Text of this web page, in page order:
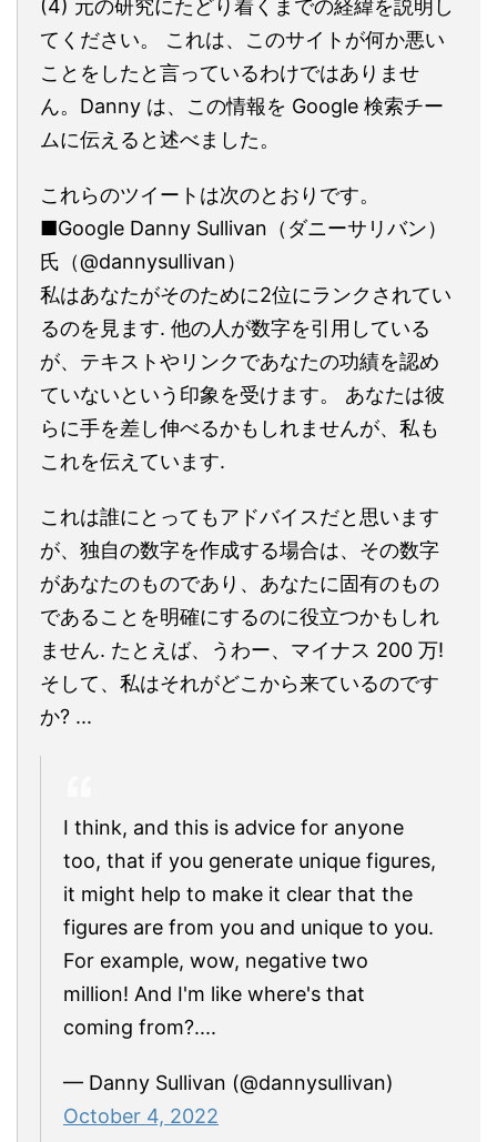
(4) 元の研究にたどり着くまでの経緯を説明し
てください。 これは、このサイトが何か悪い
ことをしたと言っているわけではありませ
ん。Danny は、この情報を Google 検索チー
ムに伝えると述べました。
これらのツイートは次のとおりです。
■Google Danny Sullivan（ダニーサリバン）
氏（@dannysullivan）
私はあなたがそのために2位にランクされてい
るのを見ます. 他の人が数字を引用している
が、テキストやリンクであなたの功績を認め
ていないという印象を受けます。 あなたは彼
らに手を差し伸べるかもしれませんが、私も
これを伝えています.
これは誰にとってもアドバイスだと思います
が、独自の数字を作成する場合は、その数字
があなたのものであり、あなたに固有のもの
であることを明確にするのに役立つかもしれ
ません. たとえば、うわー、マイナス 200 万!
そして、私はそれがどこから来ているのです
か? ...
I think, and this is advice for anyone
too, that if you generate unique figures,
it might help to make it clear that the
figures are from you and unique to you.
For example, wow, negative two
million! And I'm like where's that
coming from?....
— Danny Sullivan (@dannysullivan)
October 4, 2022